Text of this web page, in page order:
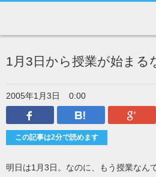
1月3日から授業が始まる
2005年1月3日
0:00
Facebook
はてな
この記事は2分で読めます
明日は1月3日。なのに、もう授業なん